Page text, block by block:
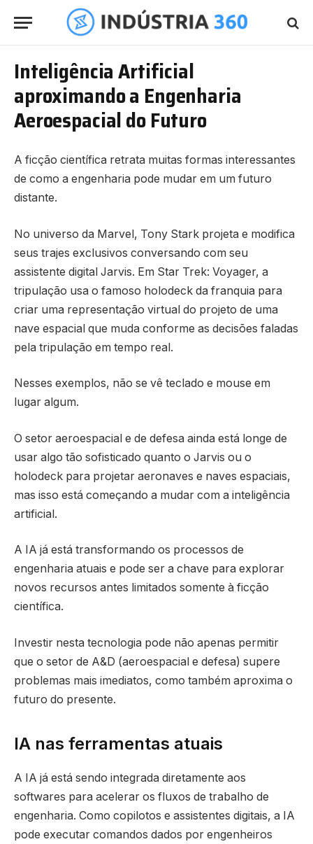
Inteligência Artificial
aproximando a Engenharia
Aeroespacial do Futuro
A ficção científica retrata muitas formas interessantes
de como a engenharia pode mudar em um futuro
distante.
No universo da Marvel, Tony Stark projeta e modifica
seus trajes exclusivos conversando com seu
assistente digital Jarvis. Em Star Trek: Voyager, a
tripulação usa o famoso holodeck da franquia para
criar uma representação virtual do projeto de uma
nave espacial que muda conforme as decisões faladas
pela tripulação em tempo real.
Nesses exemplos, não se vê teclado e mouse em
lugar algum.
O setor aeroespacial e de defesa ainda está longe de
usar algo tão sofisticado quanto o Jarvis ou o
holodeck para projetar aeronaves e naves espaciais,
mas isso está começando a mudar com a inteligência
artificial.
A IA já está transformando os processos de
engenharia atuais e pode ser a chave para explorar
novos recursos antes limitados somente à ficção
científica.
Investir nesta tecnologia pode não apenas permitir
que o setor de A&D (aeroespacial e defesa) supere
problemas mais imediatos, como também aproxima o
futuro do presente.
IA nas ferramentas atuais
A IA já está sendo integrada diretamente aos
softwares para acelerar os fluxos de trabalho de
engenharia. Como copilotos e assistentes digitais, a IA
pode executar comandos dados por engenheiros